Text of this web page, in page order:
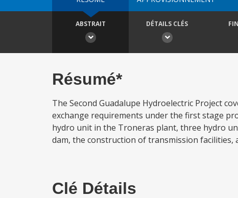
ABSTRAIT DÉTAILS CLÉS
Résumé*
The Second Guadalupe Hydroelectric Project
exchange requirements under the first stage
hydro unit in the Troneras plant, three hydro
dam, the construction of transmission facilities,
Clé Détails